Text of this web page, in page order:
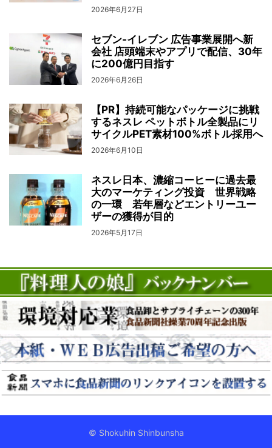
2026年6月27日
セブン-イレブン 広告事業展開へ新
会社 店頭端末やアプリで配信、30年
に200億円目指す
2026年6月26日
【PR】持続可能なパッケージに挑戦
するネスレ ペットボトル全製品にリ
サイクルPET素材100%ボトル採用へ
2026年6月10日
ネスレ日本、濃縮コーヒーに過去最
大のマーケティング投資 世界戦略
の一環 若年層などエントリーユー
ザーの獲得が目的
2026年5月17日
© Shokuhin Shinbunsha